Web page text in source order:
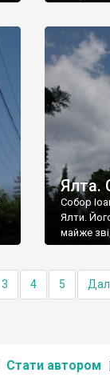
Ялта.
Собор
Ялти.
майже
3 4 5
Стати автором